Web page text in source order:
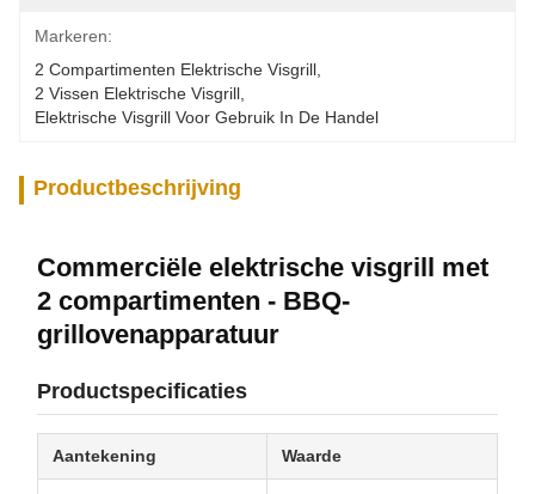
Markeren:
2 Compartimenten Elektrische Visgrill
2 Vissen Elektrische Visgrill
Elektrische Visgrill Voor Gebruik In De Handel
Productbeschrijving
Commerciële elektrische visgrill met
2 compartimenten - BBQ-
grillovenapparatuur
Productspecificaties
Aantekening Waarde